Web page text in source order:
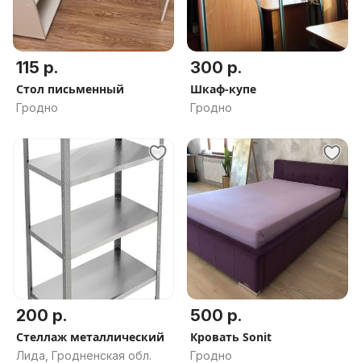
115 р.
Стол письменный
Гродно
300 р.
Шкаф-купе
Гродно
200 р.
Стеллаж металлический
Лида, Гродненская обл.
500 р.
Кровать Sonit
Гродно